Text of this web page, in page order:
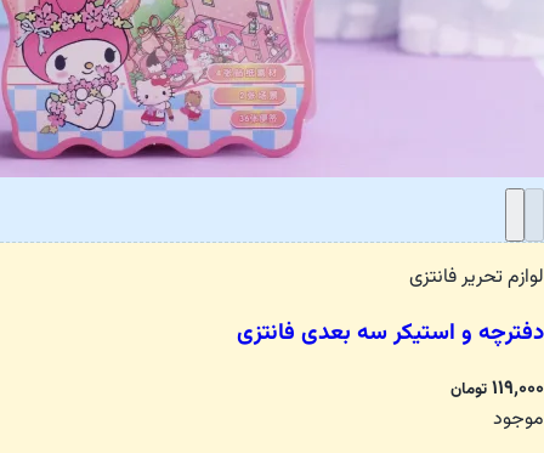
لوازم تحریر فانتزی
دفترچه و استیکر سه بعدی فانتزی
۱۱۹٬۰۰۰تومان
موجود